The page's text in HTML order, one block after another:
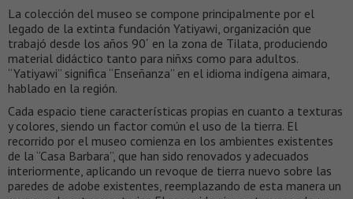
La colección del museo se compone principalmente por el
legado de la extinta fundación Yatiyawi, organización que
trabajó desde los años 90´ en la zona de Tilata, produciendo
material didáctico tanto para niñxs como para adultos.
“Yatiyawi” significa “Enseñanza” en el idioma indígena aimara,
hablado en la región.
Cada espacio tiene características propias en cuanto a texturas
y colores, siendo un factor común el uso de la tierra. El
recorrido por el museo comienza en los ambientes existentes
de la “Casa Barbara”, que han sido renovados y adecuados
interiormente, aplicando un revoque de tierra nuevo sobre las
paredes de adobe existentes, reemplazando de esta manera un